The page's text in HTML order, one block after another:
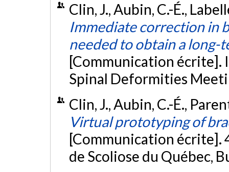
Clin, J., Aubin, C.-É.,
Immediate correction in
needed to obtain a long-
[Communication écrite].
Spinal Deformities
Clin, J., Aubin, C.-É.,
Virtual prototyping of
[Communication écrite].
de Scoliose du Québec,